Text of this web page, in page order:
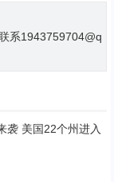
系1943759704@q